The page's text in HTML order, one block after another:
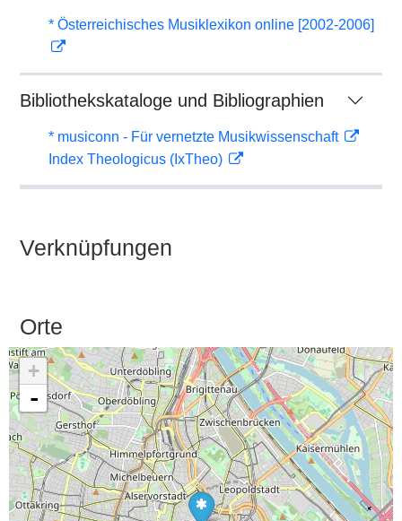
* Österreichisches Musiklexikon online [2002-2006]
Bibliothekskataloge und Bibliographien
* musiconn - Für vernetzte Musikwissenschaft
Index Theologicus (IxTheo)
Verknüpfungen
Orte
+
-